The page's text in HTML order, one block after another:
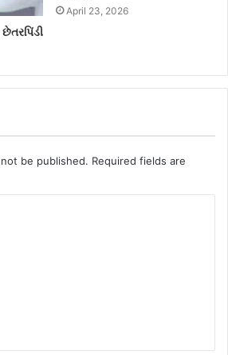
April 23, 2026
be published. Required fields are